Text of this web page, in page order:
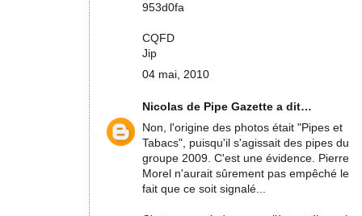
953d0fa
CQFD
Jip
04 mai, 2010
Nicolas de Pipe Gazette a dit…
Non, l'origine des photos était "Pipes et
Tabacs", puisqu'il s'agissait des pipes du
groupe 2009. C'est une évidence. Pierre
Morel n'aurait sûrement pas empêché le
fait que ce soit signalé...